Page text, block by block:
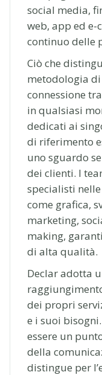
social media,
web, app ed
continuo delle
Ciò che
metodologia
connessione
in qualsiasi
dedicati ai
di riferimento
uno sguardo
dei clienti. I
specialisti
come grafica,
marketing,
making,
di alta qualità.
Declar adotta
dei propri
e i suoi
essere un
della
distingue per